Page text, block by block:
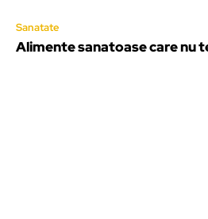
Sanatate
Alimente sanatoase care nu